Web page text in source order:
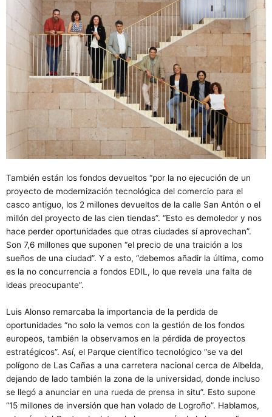
También están los fondos devueltos “por la no ejecución de un
proyecto de modernización tecnológica del comercio para el
casco antiguo, los 2 millones devueltos de la calle San Antón o el
millón del proyecto de las cien tiendas”. “Esto es demoledor y nos
hace perder oportunidades que otras ciudades sí aprovechan”.
Son 7,6 millones que suponen “el precio de una traición a los
sueños de una ciudad”. Y a esto, “debemos añadir la última, como
es la no concurrencia a fondos EDIL, lo que revela una falta de
ideas preocupante”.
Luis Alonso remarcaba la importancia de la perdida de
oportunidades “no solo la vemos con la gestión de los fondos
europeos, también la observamos en la pérdida de proyectos
estratégicos”. Así, el Parque científico tecnológico “se va del
polígono de Las Cañas a una carretera nacional cerca de Albelda,
dejando de lado también la zona de la universidad, donde incluso
se llegó a anunciar en una rueda de prensa in situ”. Esto supone
“15 millones de inversión que han volado de Logroño”. Hablamos,